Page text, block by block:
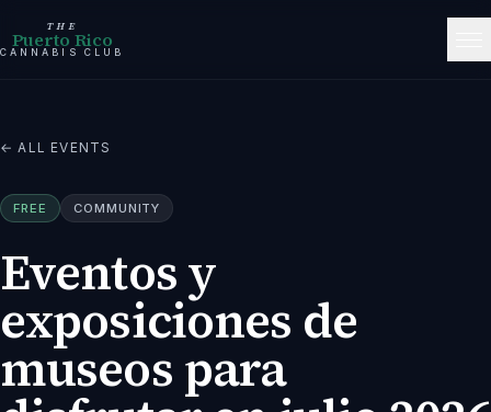
THE
Puerto Rico
CANNABIS CLUB
← ALL EVENTS
FREE COMMUNITY
Eventos y
exposiciones de
museos para